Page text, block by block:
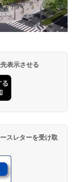
表示させる
スレターを受け取